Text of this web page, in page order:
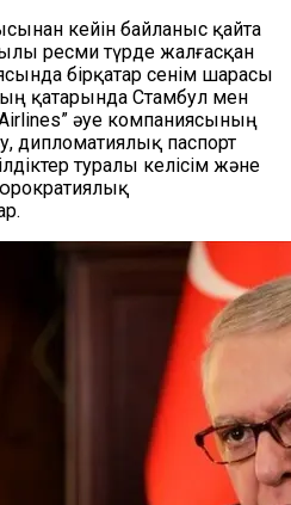
кейін байланыс қайта
ресми түрде жалғасқан
бірқатар сенім шарасы
қатарында Стамбул мен
әуе компаниясының
дипломатиялық паспорт
туралы келісім және